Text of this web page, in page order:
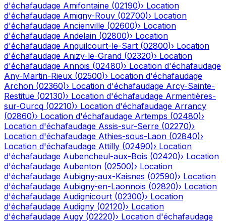
d'échafaudage Amifontaine (02190)› Location
d'échafaudage Amigny-Rouy (02700)› Location
d'échafaudage Ancienville (02600)› Location
d'échafaudage Andelain (02800)› Location
d'échafaudage Anguilcourt-le-Sart (02800)› Location
d'échafaudage Anizy-le-Grand (02320)› Location
d'échafaudage Annois (02480)› Location d'échafaudage
Any-Martin-Rieux (02500)› Location d'échafaudage
Archon (02360)› Location d'échafaudage Arcy-Sainte-
Restitue (02130)› Location d'échafaudage Armentières-
sur-Ourcq (02210)› Location d'échafaudage Arrancy
(02860)› Location d'échafaudage Artemps (02480)›
Location d'échafaudage Assis-sur-Serre (02270)›
Location d'échafaudage Athies-sous-Laon (02840)›
Location d'échafaudage Attilly (02490)› Location
d'échafaudage Aubencheul-aux-Bois (02420)› Location
d'échafaudage Aubenton (02500)› Location
d'échafaudage Aubigny-aux-Kaisnes (02590)› Location
d'échafaudage Aubigny-en-Laonnois (02820)› Location
d'échafaudage Audignicourt (02300)› Location
d'échafaudage Audigny (02120)› Location
d'échafaudage Augy (02220)› Location d'échafaudage